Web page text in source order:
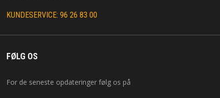
KUNDESERVICE: 96 26 83 00
FØLG OS
For de seneste opdateringer følg os på